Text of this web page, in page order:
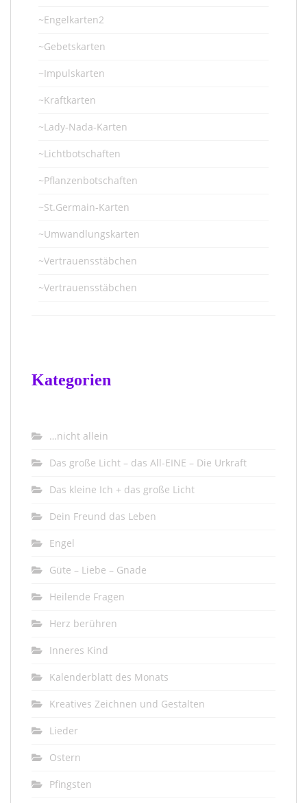
~Engelkarten2
~Gebetskarten
~Impulskarten
~Kraftkarten
~Lady-Nada-Karten
~Lichtbotschaften
~Pflanzenbotschaften
~St.Germain-Karten
~Umwandlungskarten
~Vertrauensstäbchen
~Vertrauensstäbchen
Kategorien
…nicht allein
Das große Licht – das All-EINE – Die Urkraft
Das kleine Ich + das große Licht
Dein Freund das Leben
Engel
Güte – Liebe – Gnade
Heilende Fragen
Herz berühren
Inneres Kind
Kalenderblatt des Monats
Kreatives Zeichnen und Gestalten
Lieder
Ostern
Pfingsten